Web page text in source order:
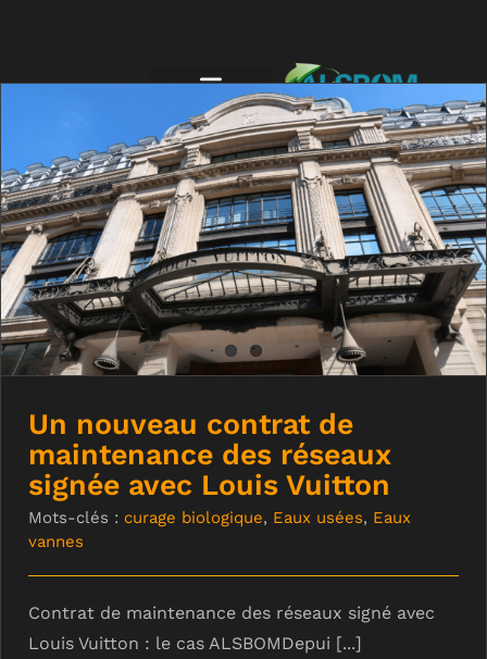
Un nouveau contrat de maintenance
des réseaux signée avec Louis Vuitton
Un nouveau contrat de
maintenance des réseaux
signée avec Louis Vuitton
Mots-clés : curage biologique, Eaux usées, Eaux
vannes
Contrat de maintenance des réseaux signé avec
Louis Vuitton : le cas ALSBOMDepui [...]